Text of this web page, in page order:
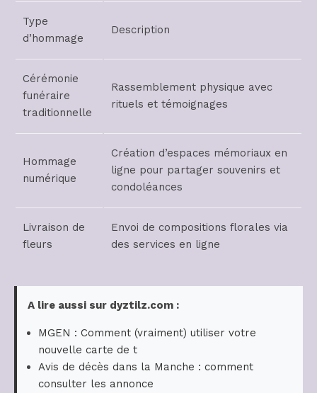
Type
d’hommage
Description
Cérémonie
funéraire
traditionnelle
Rassemblement physique avec
rituels et témoignages
Hommage
numérique
Création d’espaces mémoriaux en
ligne pour partager souvenirs et
condoléances
Livraison de
fleurs
Envoi de compositions florales via
des services en ligne
A lire aussi sur dyztilz.com :
MGEN : Comment (vraiment) utiliser votre
nouvelle carte de t
Avis de décès dans la Manche : comment
consulter les annonce